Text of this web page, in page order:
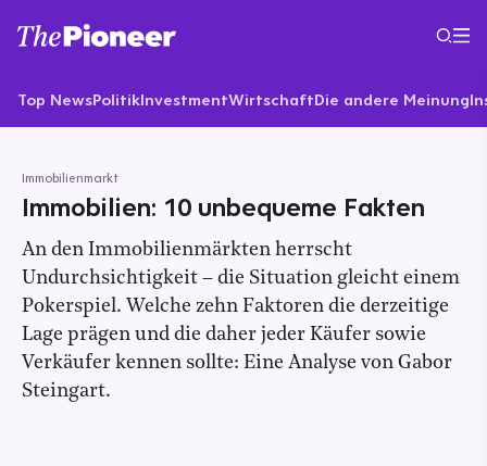
Top NewsPolitikInvestmentWirtschaftDie andere Meinung
Immobilienmarkt
Immobilien: 10 unbequeme Fakten
An den Immobilienmärkten herrscht
Undurchsichtigkeit – die Situation gleicht einem
Pokerspiel. Welche zehn Faktoren die derzeitige
Lage prägen und die daher jeder Käufer sowie
Verkäufer kennen sollte: Eine Analyse von Gabor
Steingart.